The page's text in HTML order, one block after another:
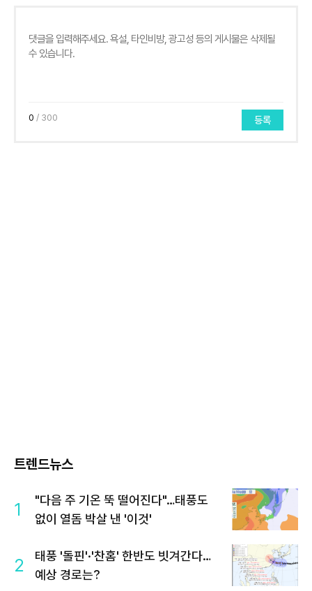
0 / 300 등록
트렌드뉴스
1
"다음 주 기온 뚝 떨어진다"…태풍도
없이 열돔 박살 낸 '이것'
2
태풍 '돌핀'·'찬홈' 한반도 빗겨간다…
예상 경로는?